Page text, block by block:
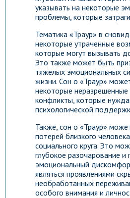
указывать на некоторые
проблемы, которые
Тематика «Траур» в
некоторые утраченные
которые могут вызывать
Это также может быть
тяжелых эмоциональных
жизни. Сон о «Траур»
некоторые
конфликты, которые
психологической
Также, сон о «Траур»
потерей близкого
социального круга. Это
глубокое разочарование
эмоциональный
являться проявлениями
необработанных
особого внимания и